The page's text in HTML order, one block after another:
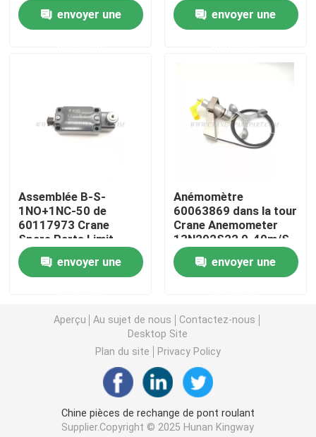
Demande de soumission
Crane Electrical Parts
Crane Undercarriage Parts
Crane Engine Parts
Crane Boom Parts
Crane Light
envoyer une
envoyer une
Assemblée B-S-
1NO+1NC-50 de
60117973 Crane
Spare Parts Limit
Switch
envoyer une
Anémomètre
60063869 dans la tour
Crane Anemometer
13N292S22 0-40m/S
de grue
envoyer une
Aperçu Au sujet de nous
Contactez-nous
Desktop Site
Plan du site
Privacy Policy
Chine pièces de rechange de pont roulant
Supplier.Copyright © 2025 Hunan Kingway